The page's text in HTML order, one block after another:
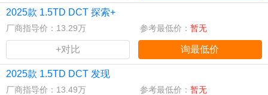
2025款 1.5TD DCT 探索+
厂商指导价：13.29万 参考最低价： 暂无
+对比 询最低价
2025款 1.5TD DCT 发现
厂商指导价：13.49万 参考最低价： 暂无